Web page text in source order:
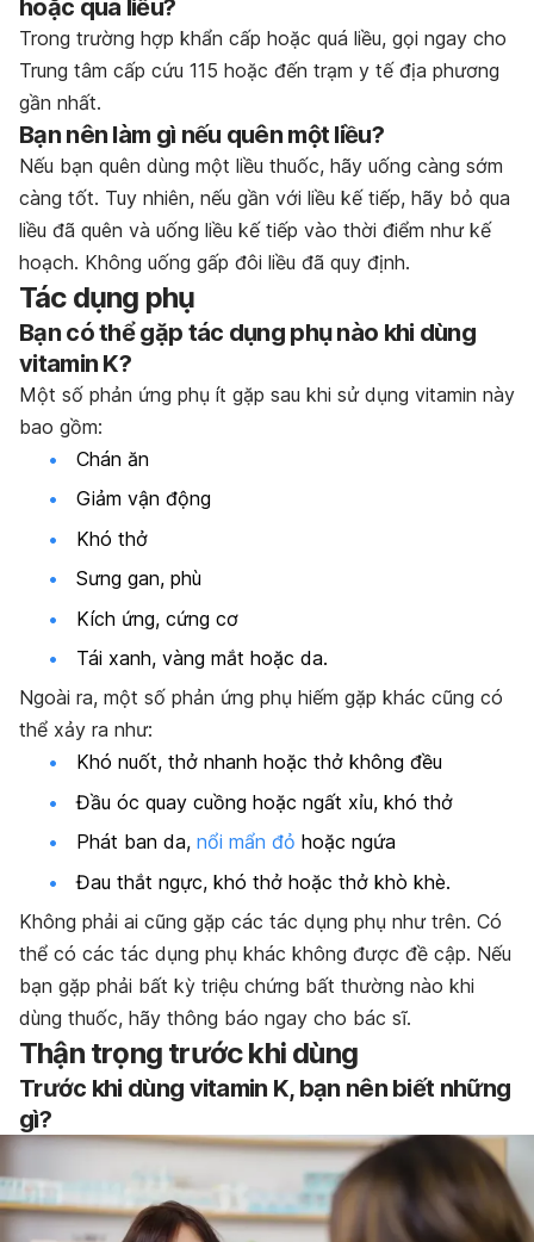
hoặc quá liều?
Trong trường hợp khẩn cấp hoặc quá liều, gọi ngay cho
Trung tâm cấp cứu 115 hoặc đến trạm y tế địa phương
gần nhất.
Bạn nên làm gì nếu quên một liều?
Nếu bạn quên dùng một liều thuốc, hãy uống càng sớm
càng tốt. Tuy nhiên, nếu gần với liều kế tiếp, hãy bỏ qua
liều đã quên và uống liều kế tiếp vào thời điểm như kế
hoạch. Không uống gấp đôi liều đã quy định.
Tác dụng phụ
Bạn có thể gặp tác dụng phụ nào khi dùng
vitamin K?
Một số phản ứng phụ ít gặp sau khi sử dụng vitamin này
bao gồm:
Chán ăn
Giảm vận động
Khó thở
Sưng gan, phù
Kích ứng, cứng cơ
Tái xanh, vàng mắt hoặc da.
Ngoài ra, một số phản ứng phụ hiếm gặp khác cũng có
thể xảy ra như:
Khó nuốt, thở nhanh hoặc thở không đều
Đầu óc quay cuồng hoặc ngất xỉu, khó thở
Phát ban da, nổi mẩn đỏ hoặc ngứa
Đau thắt ngực, khó thở hoặc thở khò khè.
Không phải ai cũng gặp các tác dụng phụ như trên. Có
thể có các tác dụng phụ khác không được đề cập. Nếu
bạn gặp phải bất kỳ triệu chứng bất thường nào khi
dùng thuốc, hãy thông báo ngay cho bác sĩ.
Thận trọng trước khi dùng
Trước khi dùng vitamin K, bạn nên biết những
gì?